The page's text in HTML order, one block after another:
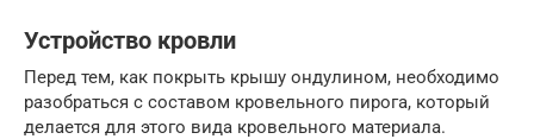
Устройство кровли
Перед тем, как покрыть крышу ондулином, необходимо
разобраться с составом кровельного пирога, который
делается для этого вида кровельного материала.